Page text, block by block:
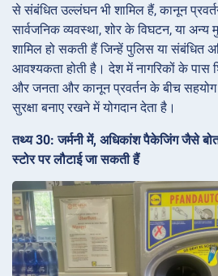
से संबंधित उल्लंघन भी शामिल हैं, कानून
सार्वजनिक व्यवस्था, शोर के विघटन, या अन्य
शामिल हो सकती हैं जिन्हें पुलिस या संबंधित
आवश्यकता होती है। देश में नागरिकों के पास
और जनता और कानून प्रवर्तन के बीच सहयोग
सुरक्षा बनाए रखने में योगदान देता है।
तथ्य 30: जर्मनी में, अधिकांश पैकेजिंग जैसे
स्टोर पर लौटाई जा सकती हैं